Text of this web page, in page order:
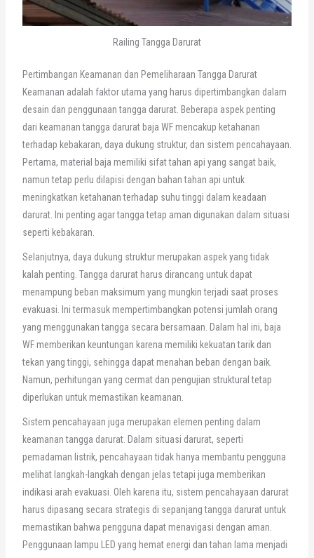
Railing Tangga Darurat
Pertimbangan Keamanan dan Pemeliharaan Tangga Darurat
Keamanan adalah faktor utama yang harus dipertimbangkan dalam
desain dan penggunaan tangga darurat. Beberapa aspek penting
dari keamanan tangga darurat baja WF mencakup ketahanan
terhadap kebakaran, daya dukung struktur, dan sistem pencahayaan.
Pertama, material baja memiliki sifat tahan api yang sangat baik,
namun tetap perlu dilapisi dengan bahan tahan api untuk
meningkatkan ketahanan terhadap suhu tinggi dalam keadaan
darurat. Ini penting agar tangga tetap aman digunakan dalam situasi
seperti kebakaran.
Selanjutnya, daya dukung struktur merupakan aspek yang tidak
kalah penting. Tangga darurat harus dirancang untuk dapat
menampung beban maksimum yang mungkin terjadi saat proses
evakuasi. Ini termasuk mempertimbangkan potensi jumlah orang
yang menggunakan tangga secara bersamaan. Dalam hal ini, baja
WF memberikan keuntungan karena memiliki kekuatan tarik dan
tekan yang tinggi, sehingga dapat menahan beban dengan baik.
Namun, perhitungan yang cermat dan pengujian struktural tetap
diperlukan untuk memastikan keamanan.
Sistem pencahayaan juga merupakan elemen penting dalam
keamanan tangga darurat. Dalam situasi darurat, seperti
pemadaman listrik, pencahayaan tidak hanya membantu pengguna
melihat langkah-langkah dengan jelas tetapi juga memberikan
indikasi arah evakuasi. Oleh karena itu, sistem pencahayaan darurat
harus dipasang secara strategis di sepanjang tangga darurat untuk
memastikan bahwa pengguna dapat menavigasi dengan aman.
Penggunaan lampu LED yang hemat energi dan tahan lama menjadi